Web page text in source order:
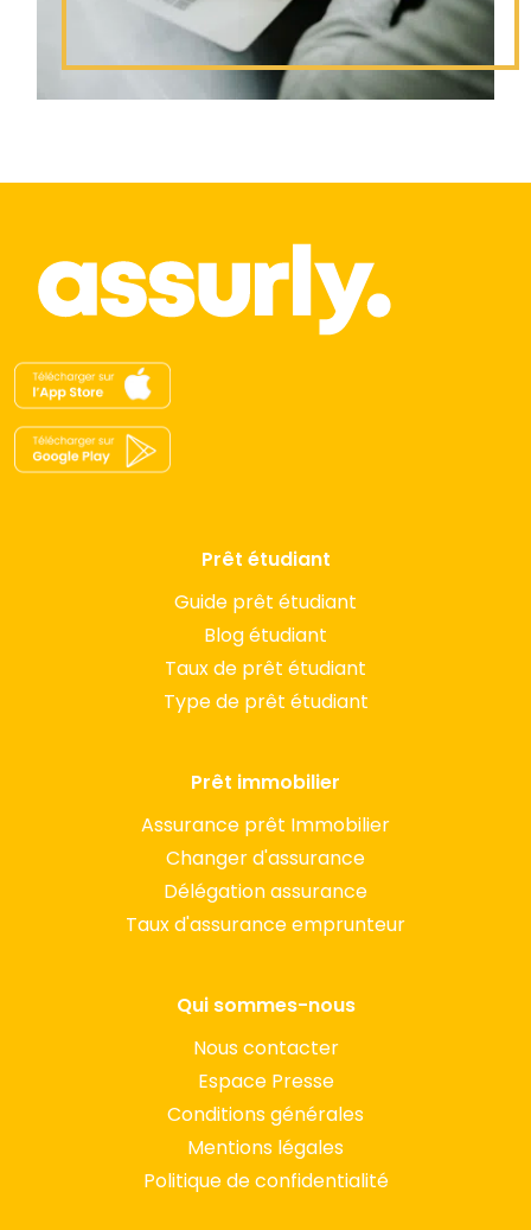
Prêt étudiant
Guide prêt étudiant
Blog étudiant
Taux de prêt étudiant
Type de prêt étudiant
Prêt immobilier
Assurance prêt Immobilier
Changer d'assurance
Délégation assurance
Taux d'assurance emprunteur
Qui sommes-nous
Nous contacter
Espace Presse
Conditions générales
Mentions légales
Politique de confidentialité